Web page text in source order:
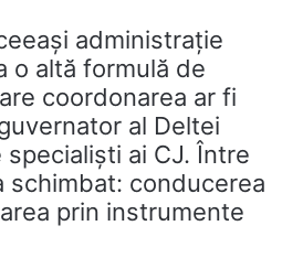
administrație
o altă formulă de
coordonarea ar fi
al Deltei
specialiști ai CJ. Între
schimbat: conducerea
prin instrumente